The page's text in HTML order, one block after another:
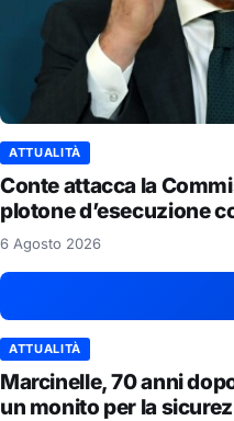
ATTUALITÀ
Conte attacca la
plotone d’esecuzione
6 Agosto 2026
ATTUALITÀ
Marcinelle, 70 anni
un monito per la